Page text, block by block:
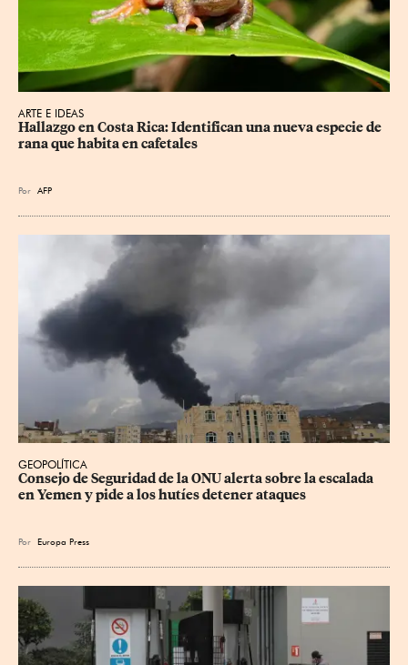
ARTE E IDEAS
Hallazgo en Costa Rica: Identifican una nueva especie de
rana que habita en cafetales
Por AFP
GEOPOLÍTICA
Consejo de Seguridad de la ONU alerta sobre la escalada
en Yemen y pide a los hutíes detener ataques
Por Europa Press